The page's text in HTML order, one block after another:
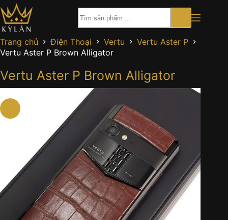
Chuyển
đến
phần
nội
dung
Trang chủ Điện Thoại Vertu
Vertu Aster P
Vertu Aster P Brown Alligator
Vertu Aster P Brown Alligator